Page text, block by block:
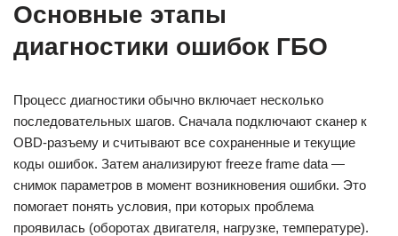
Основные этапы
диагностики ошибок ГБО
Процесс диагностики обычно включает несколько
последовательных шагов. Сначала подключают сканер к
OBD-разъему и считывают все сохраненные и текущие
коды ошибок. Затем анализируют freeze frame data —
снимок параметров в момент возникновения ошибки. Это
помогает понять условия, при которых проблема
проявилась (оборотах двигателя, нагрузке, температуре).